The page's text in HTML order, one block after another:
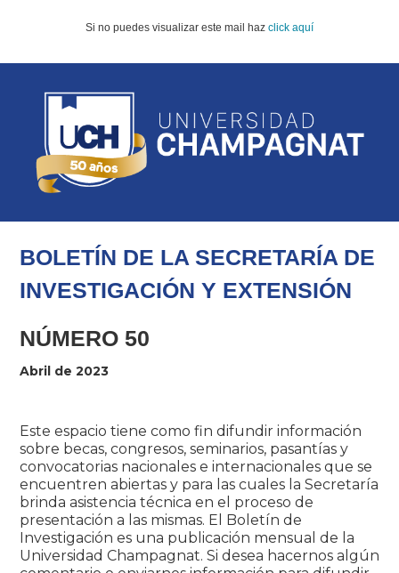
Si no puedes visualizar este mail haz click aquí
BOLETÍN DE LA SECRETARÍA DE
INVESTIGACIÓN Y EXTENSIÓN
NÚMERO 50
Abril de 2023
Este espacio tiene como fin difundir información
sobre becas, congresos, seminarios, pasantías y
convocatorias nacionales e internacionales que se
encuentren abiertas y para las cuales la Secretaría
brinda asistencia técnica en el proceso de
presentación a las mismas. El Boletín de
Investigación es una publicación mensual de la
Universidad Champagnat. Si desea hacernos algún